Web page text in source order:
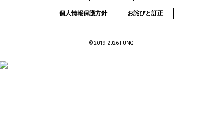
個人情報保護方針 お詫びと訂正
© 2019-2026 FUNQ